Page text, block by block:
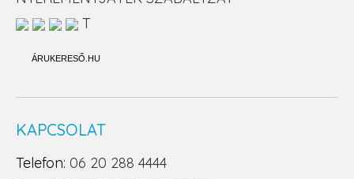
T
ÁRUKERESŐ.HU
KAPCSOLAT
Telefon: 06 20 288 4444